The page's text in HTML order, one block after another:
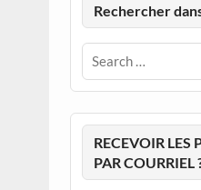
Rechercher
RECEVOIR LES
PAR COURRIEL